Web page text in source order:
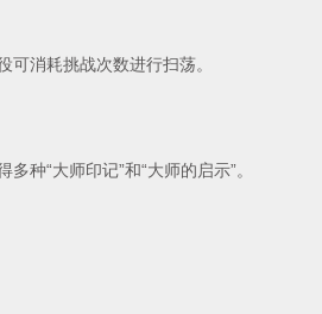
可消耗挑战次数进行扫荡。
种“大师印记”和“大师的启示”。